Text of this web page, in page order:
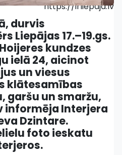
https://irliepaja.lv
durvis
Liepājas 17.–19.gs.
kundzes
ielā 24, aicinot
un viesus
klātesamības
garšu un smaržu,
informēja Interjera
Dzintare.
foto ieskatu